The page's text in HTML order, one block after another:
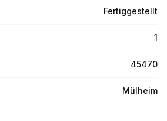
Fertiggestellt
1
45470
Mülheim